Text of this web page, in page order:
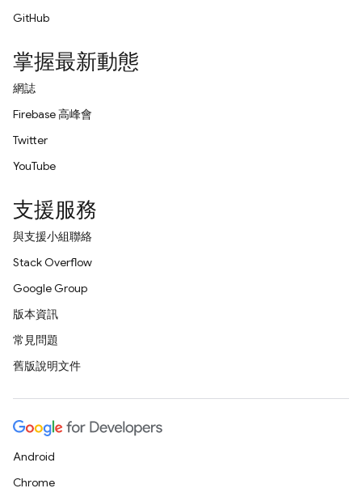
GitHub
掌握最新動態
網誌
Firebase 高峰會
Twitter
YouTube
支援服務
與支援小組聯絡
Stack Overflow
Google Group
版本資訊
常見問題
舊版說明文件
Android
Chrome